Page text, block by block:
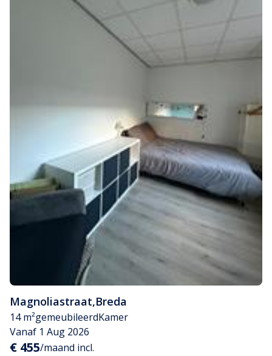
Magnoliastraat,Breda
14 m²gemeubileerdKamer
Vanaf 1 Aug 2026
€ 455/maand incl.